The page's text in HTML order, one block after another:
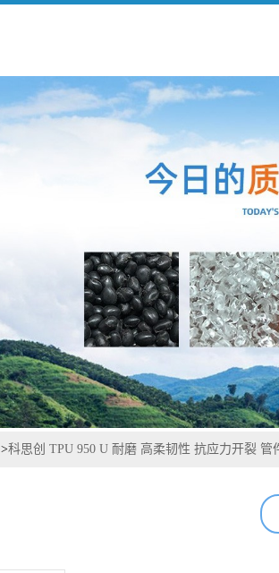
>科思创 TPU 950 U 耐磨 高柔韧性 抗应力开裂 管